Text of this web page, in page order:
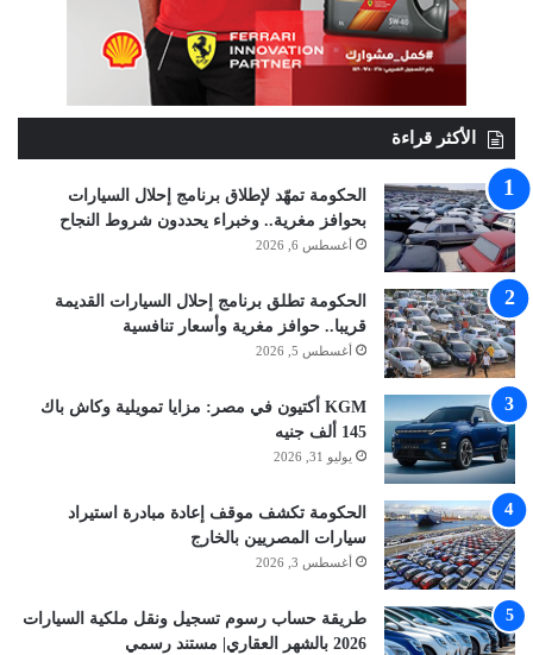
الأكثر قراءة
الحكومة تمهّد لإطلاق برنامج إحلال السيارات
بحوافز مغرية.. وخبراء يحددون شروط النجاح
أغسطس 6, 2026
الحكومة تطلق برنامج إحلال السيارات القديمة
قريبا.. حوافز مغرية وأسعار تنافسية
أغسطس 5, 2026
KGM أكتيون في مصر: مزايا تمويلية وكاش باك
145 ألف جنيه
يوليو 31, 2026
الحكومة تكشف موقف إعادة مبادرة استيراد
سيارات المصريين بالخارج
أغسطس 3, 2026
طريقة حساب رسوم تسجيل ونقل ملكية السيارات
2026 بالشهر العقاري| مستند رسمي